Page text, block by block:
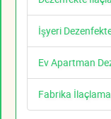
İşyeri
Ev Apartman
Fabrika İlaçlama